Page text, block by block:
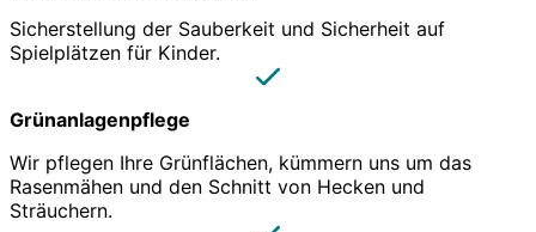
Sicherstellung der Sauberkeit und Sicherheit auf
Spielplätzen für Kinder.
Grünanlagenpflege
Wir pflegen Ihre Grünflächen, kümmern uns um das
Rasenmähen und den Schnitt von Hecken und
Sträuchern.